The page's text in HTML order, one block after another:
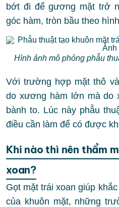
bớt đi để gương mặt trở
góc hàm, tròn bầu theo
Hình ảnh mô phỏng phẫu
Với trường hợp mặt thô
do xương hàm lớn mà do
bành to. Lúc này phẫu
điều cần làm để có được
Khi nào thì nên thẩm
xoan?
Gọt mặt trái xoan giúp
của khuôn mặt, những